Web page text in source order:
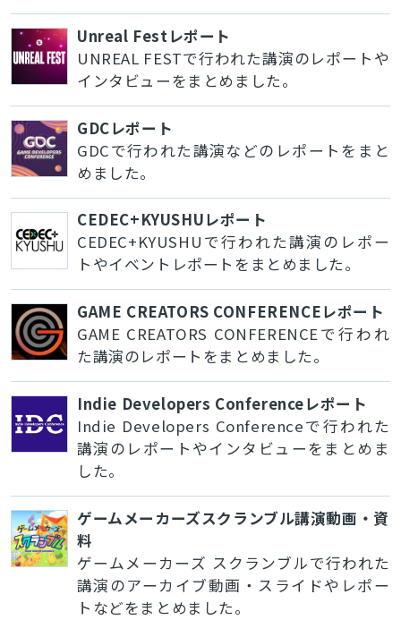
Unreal Festレポート
UNREAL FESTで行われた講演のレポートや
インタビューをまとめました。
GDCレポート
GDCで行われた講演などのレポートをまと
めました。
CEDEC+KYUSHUレポート
CEDEC+KYUSHUで行われた講演のレポー
トやイベントレポートをまとめました。
GAME CREATORS CONFERENCEレポート
GAME CREATORS CONFERENCEで行われ
た講演のレポートをまとめました。
Indie Developers Conferenceレポート
Indie Developers Conferenceで行われた
講演のレポートやインタビューをまとめま
した。
ゲームメーカーズスクランブル講演動画・資
料
ゲームメーカーズ スクランブルで行われた
講演のアーカイブ動画・スライドやレポー
トなどをまとめました。